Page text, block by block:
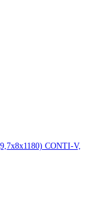
CONTI-V,